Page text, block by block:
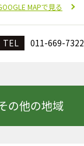
MAPで見る
TEL 011-669-7322
の他の地域